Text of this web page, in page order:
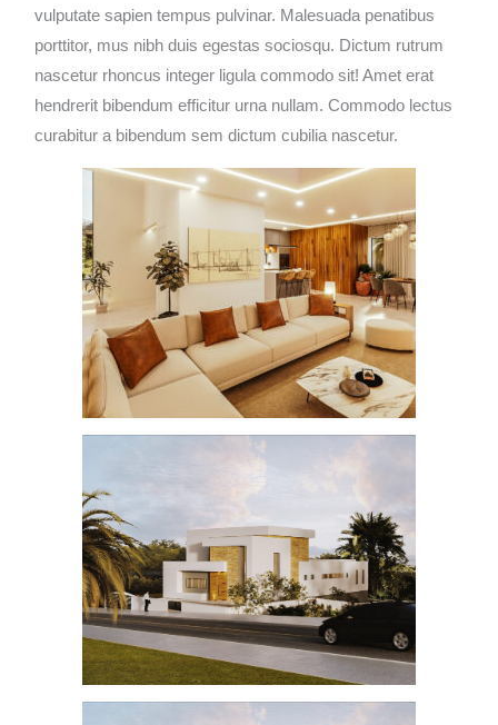
vulputate sapien tempus pulvinar. Malesuada penatibus
porttitor, mus nibh duis egestas sociosqu. Dictum rutrum
nascetur rhoncus integer ligula commodo sit! Amet erat
hendrerit bibendum efficitur urna nullam. Commodo lectus
curabitur a bibendum sem dictum cubilia nascetur.